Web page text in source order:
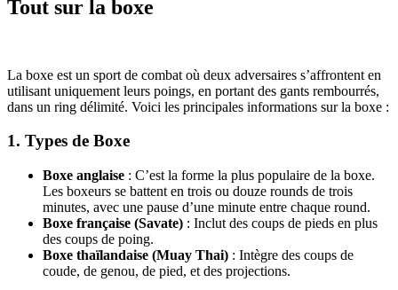
Tout sur la boxe
La boxe est un sport de combat où deux adversaires s’affrontent en
utilisant uniquement leurs poings, en portant des gants rembourrés,
dans un ring délimité. Voici les principales informations sur la boxe :
1. Types de Boxe
Boxe anglaise : C’est la forme la plus populaire de la boxe.
Les boxeurs se battent en trois ou douze rounds de trois
minutes, avec une pause d’une minute entre chaque round.
Boxe française (Savate) : Inclut des coups de pieds en plus
des coups de poing.
Boxe thaïlandaise (Muay Thai) : Intègre des coups de
coude, de genou, de pied, et des projections.